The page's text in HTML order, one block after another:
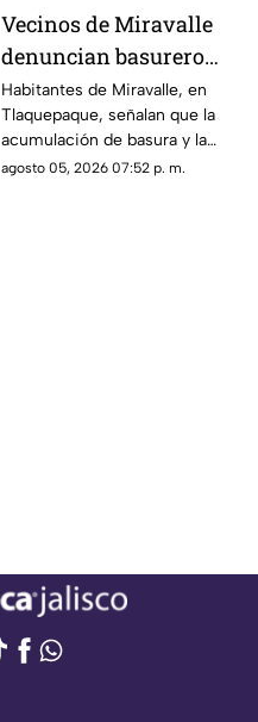
Vecinos de Miravalle
denuncian basurero
clandestino y falta de
seguridad vial en la
colonia
Habitantes de Miravalle, en
Tlaquepaque, señalan que la
acumulación de basura y la
falta de infraestructura vial
agosto 05, 2026 07:52 p. m.